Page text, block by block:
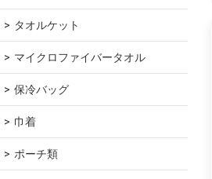
タオルケット
マイクロファイバータオル
保冷バッグ
巾着
ポーチ類